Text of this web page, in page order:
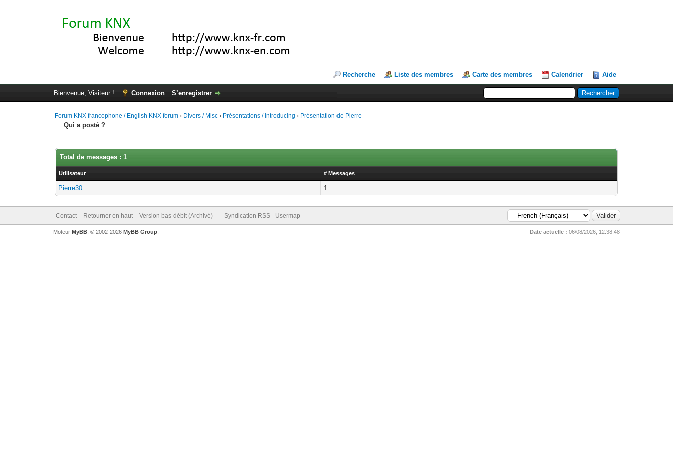
Recherche Liste des membres Carte des membres Calendrier Aide
Bienvenue, Visiteur ! Connexion S’enregistrer
Forum KNX francophone / English KNX forum › Divers / Misc › Présentations / Introducing › Présentation de Pierre
Qui a posté ?
Total de messages : 1
Utilisateur # Messages
Pierre30 1
Contact Retourner en haut Version bas-débit (Archivé) Syndication RSS Usermap
Date actuelle : 06/08/2026, 12:38:48
Moteur MyBB, © 2002-2026 MyBB Group.